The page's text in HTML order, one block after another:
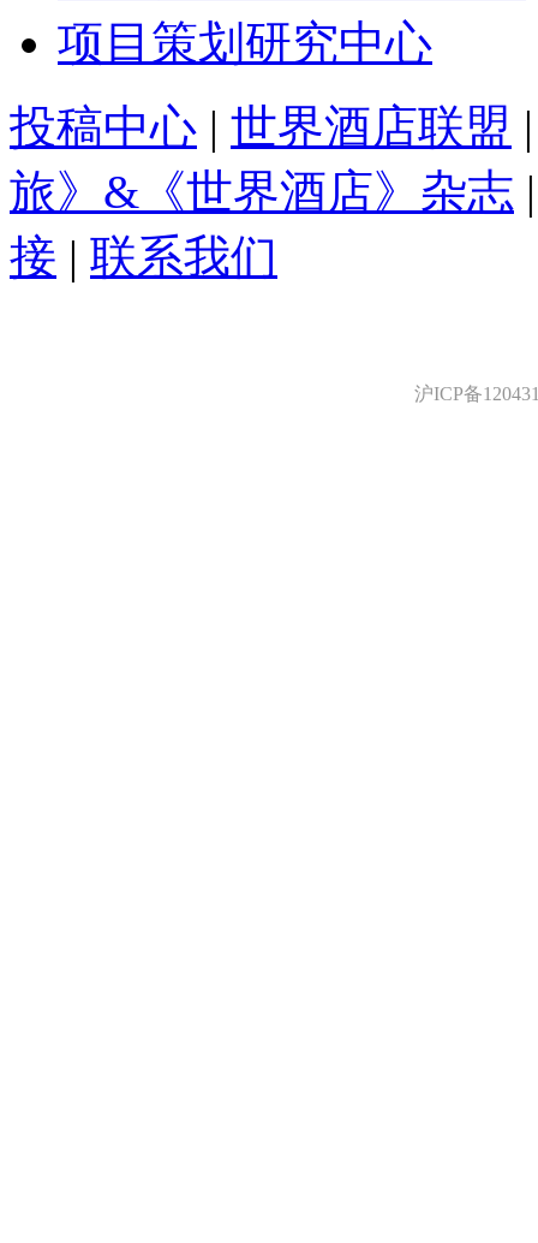
项目策划研究中心
投稿中心 | 世界酒店联盟
旅》&《世界酒店》杂志
接 | 联系我们
沪ICP备